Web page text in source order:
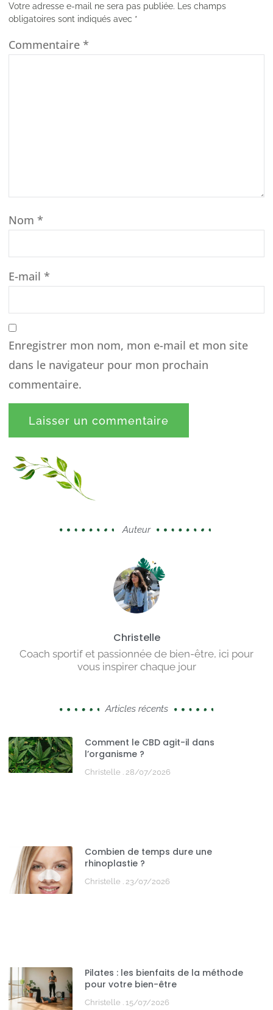
Votre adresse e-mail ne sera pas publiée.
Les champs
obligatoires sont indiqués avec *
Commentaire *
Nom *
E-mail *
Enregistrer mon nom, mon e-mail et mon site
dans le navigateur pour mon prochain
commentaire.
Auteur
Christelle
Coach sportif et passionnée de bien-être, ici pour
vous inspirer chaque jour
Articles récents
Comment le CBD agit-il dans
l’organisme ?
Christelle 28/07/2026
Combien de temps dure une
rhinoplastie ?
Christelle 23/07/2026
Pilates : les bienfaits de la méthode
pour votre bien-être
Christelle 15/07/2026